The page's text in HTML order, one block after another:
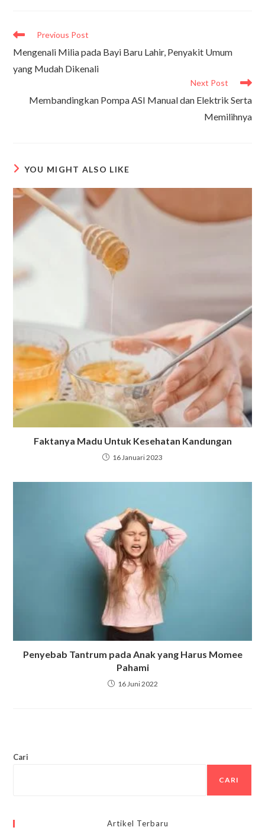
Read
articles
Previous Post
Mengenali Milia pada Bayi Baru Lahir, Penyakit Umum
yang Mudah Dikenali
Next Post
Membandingkan Pompa ASI Manual dan Elektrik Serta
Memilihnya
YOU MIGHT ALSO LIKE
Faktanya Madu Untuk Kesehatan Kandungan
16 Januari 2023
Penyebab Tantrum pada Anak yang Harus Momee
Pahami
16 Juni 2022
Cari
CARI
Artikel Terbaru